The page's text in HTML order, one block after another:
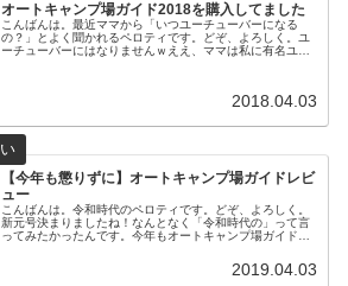
オートキャンプ場ガイド2018を購入してました
こんばんは。最近ママから「いつユーチューバーになる
の？」とよく聞かれるペロティです。どぞ、よろしく。ユ
ーチューバーにはなりませんｗええ、ママは私に有名ユー
2018.04.03
【今年も懲りずに】オートキャンプ場ガイドレビ
ュー
こんばんは。令和時代のペロティです。どぞ、よろしく。
新元号決まりましたね！なんとなく「令和時代の」って言
ってみたかったんです。今年もオートキャンプ場ガイドを
2019.04.03